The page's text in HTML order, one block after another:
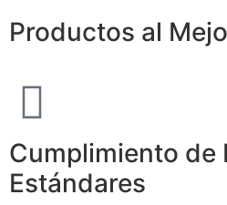
Productos al
Cumplimiento de
Estándares